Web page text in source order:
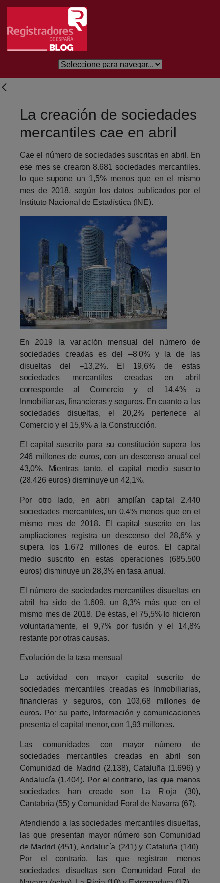
Skip to Main Content
La creación de sociedades
mercantiles cae en abril
Cae el número de sociedades suscritas en abril. En
ese mes se crearon 8.681 sociedades mercantiles,
lo que supone un 1,5% menos que en el mismo
mes de 2018, según los datos publicados por el
Instituto Nacional de Estadística (INE).
En 2019 la variación mensual del número de
sociedades creadas es del –8,0% y la de las
disueltas del –13,2%. El 19,6% de estas
sociedades mercantiles creadas en abril
corresponde al Comercio y el 14,4% a
Inmobiliarias, financieras y seguros. En cuanto a las
sociedades disueltas, el 20,2% pertenece al
Comercio y el 15,9% a la Construcción.
El capital suscrito para su constitución supera los
246 millones de euros, con un descenso anual del
43,0%. Mientras tanto, el capital medio suscrito
(28.426 euros) disminuye un 42,1%.
Por otro lado, en abril amplían capital 2.440
sociedades mercantiles, un 0,4% menos que en el
mismo mes de 2018. El capital suscrito en las
ampliaciones registra un descenso del 28,6% y
supera los 1.672 millones de euros. El capital
medio suscrito en estas operaciones (685.500
euros) disminuye un 28,3% en tasa anual.
El número de sociedades mercantiles disueltas en
abril ha sido de 1.609, un 8,3% más que en el
mismo mes de 2018. De éstas, el 75,5% lo hicieron
voluntariamente, el 9,7% por fusión y el 14,8%
restante por otras causas.
Evolución de la tasa mensual
La actividad con mayor capital suscrito de
sociedades mercantiles creadas es Inmobiliarias,
financieras y seguros, con 103,68 millones de
euros. Por su parte, Información y comunicaciones
presenta el capital menor, con 1,93 millones.
Las comunidades con mayor número de
sociedades mercantiles creadas en abril son
Comunidad de Madrid (2.138), Cataluña (1.696) y
Andalucía (1.404). Por el contrario, las que menos
sociedades han creado son La Rioja (30),
Cantabria (55) y Comunidad Foral de Navarra (67).
Atendiendo a las sociedades mercantiles disueltas,
las que presentan mayor número son Comunidad
de Madrid (451), Andalucía (241) y Cataluña (140).
Por el contrario, las que registran menos
sociedades disueltas son Comunidad Foral de